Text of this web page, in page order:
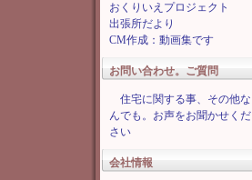
おくりいえプロジェクト
出張所だより
CM作成：動画集です
お問い合わせ。ご質問
住宅に関する事、その他な
んでも。お声をお聞かせくだ
さい
会社情報